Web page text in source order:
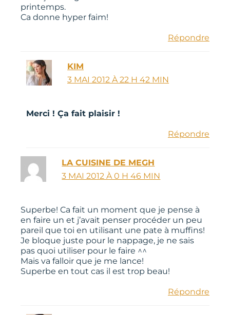
printemps.
Ca donne hyper faim!
Répondre
KIM
3 MAI 2012 À 22 H 42 MIN
Merci ! Ça fait plaisir !
Répondre
LA CUISINE DE MEGH
3 MAI 2012 À 0 H 46 MIN
Superbe! Ca fait un moment que je pense à
en faire un et j’avait penser procéder un peu
pareil que toi en utilisant une pate à muffins!
Je bloque juste pour le nappage, je ne sais
pas quoi utiliser pour le faire ^^
Mais va falloir que je me lance!
Superbe en tout cas il est trop beau!
Répondre